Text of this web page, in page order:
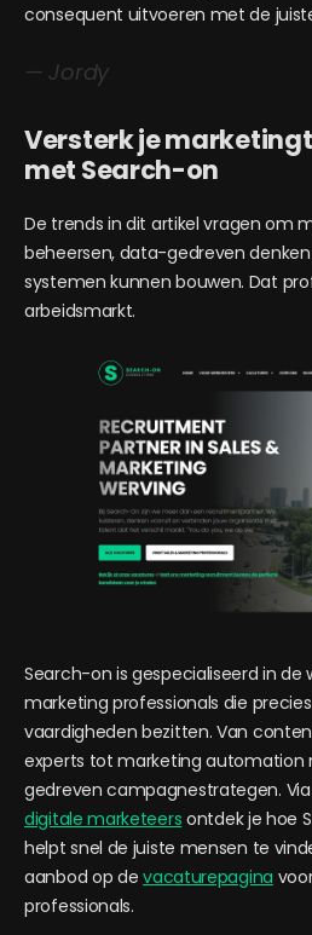
consequent uitvoeren met de
— Jordy
Versterk je
met Search-on
De trends in dit artikel vragen om
beheersen, data-gedreven
systemen kunnen bouwen. Dat
arbeidsmarkt.
Search-on is gespecialiseerd in de
marketing professionals die
vaardigheden bezitten. Van
experts tot marketing automation
gedreven campagnestrategen.
digitale marketeers ontdek je hoe
helpt snel de juiste mensen te
aanbod op devacaturepagina
professionals.